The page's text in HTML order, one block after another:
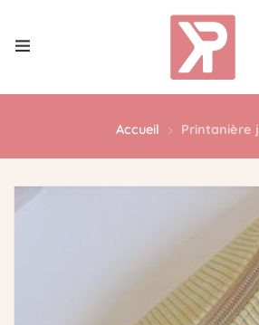
Accueil Printanière